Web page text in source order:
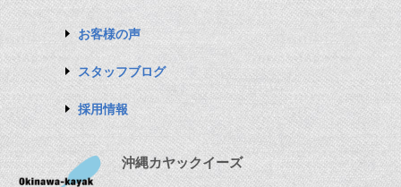
お客様の声
スタッフブログ
採用情報
沖縄カヤックイーズ